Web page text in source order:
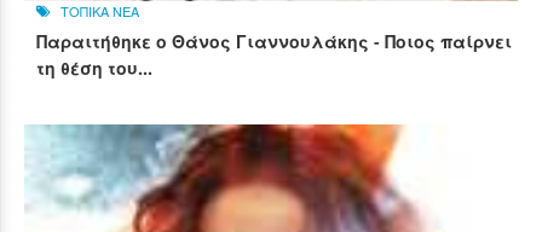
ΤΟΠΙΚΑ ΝΕΑ
Παραιτήθηκε ο Θάνος Γιαννουλάκης - Ποιος παίρνει
τη θέση του...